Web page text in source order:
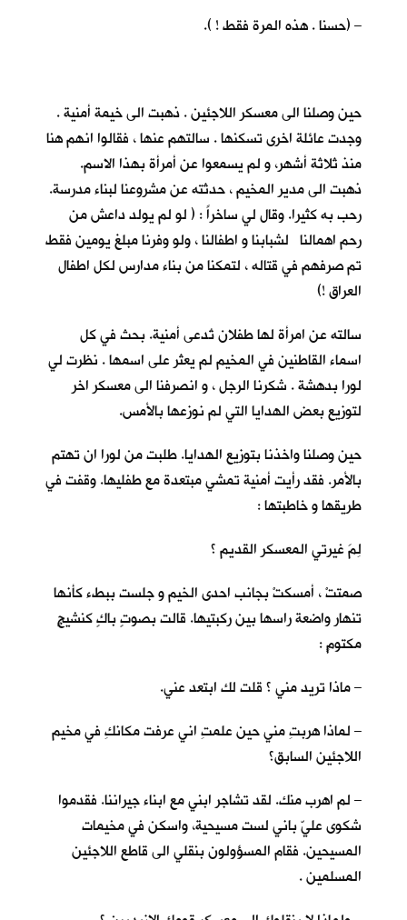
– (حسنا . هذه المرة فقط ! ).
حين وصلنا الى معسكر اللاجئين . ذهبت الى خيمة أمنية .
وجدت عائلة اخرى تسكنها . سالتهم عنها ، فقالوا انهم هنا
منذ ثلاثة أشهر، و لم يسمعوا عن أمرأة بهذا الاسم.
ذهبت الى مدير المخيم ، حدثته عن مشروعنا لبناء مدرسة.
رحب به كثيرا. وقال لي ساخراً : ( لو لم يولد داعش من
رحم اهمالنا لشبابنا و اطفالنا ، ولو وفرنا مبلغ يومين فقط
تم صرفهم في قتاله ، لتمكنا من بناء مدارس لكل اطفال
العراق !)
سالته عن امرأة لها طفلان تُدعى أمنية. بحث في كل
اسماء القاطنين في المخيم لم يعثر على اسمها . نظرت لي
لورا بدهشة . شكرنا الرجل ، و انصرفنا الى معسكر اخر
لتوزيع بعض الهدايا التي لم نوزعها بالأمس.
حين وصلنا واخذنا بتوزيع الهدايا. طلبت من لورا ان تهتم
بالأمر. فقد رأيت أمنية تمشي مبتعدة مع طفليها. وقفت في
طريقها و خاطبتها :
لِمَ غيرتي المعسكر القديم ؟
صمتتْ ، أمسكتْ بجانب احدى الخيم و جلست ببطء كأنها
تنهار واضعة راسها بين ركبتيها. قالت بصوتٍ باكٍ كنشيجٍ
مكتومٍ :
– ماذا تريد مني ؟ قلت لك ابتعد عني.
– لماذا هربتِ مني حين علمتِ اني عرفت مكانكِ في مخيم
اللاجئين السابق؟
– لم اهرب منك. لقد تشاجر ابني مع ابناء جيراننا. فقدموا
شكوى عليّ باني لست مسيحية، واسكن في مخيمات
المسيحين. فقام المسؤولون بنقلي الى قاطع اللاجئين
المسلمين .